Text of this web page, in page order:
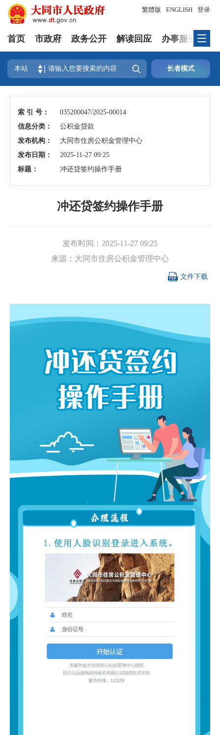
登录
繁體版 ENGLISH
首页 市政府 政务公开 解读回应 办事服务
本站  长者模式
索 引 号：
035200047/2025-00014
信息分类：
公积金贷款
发布机构：
大同市住房公积金管理中心
发布日期：
2025-11-27 09:25
标题：
冲还贷签约操作手册
冲还贷签约操作手册
发布时间： 2025-11-27 09:25
来源： 大同市住房公积金管理中心
 文件下载